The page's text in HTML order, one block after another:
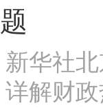
题
新华社
详解财